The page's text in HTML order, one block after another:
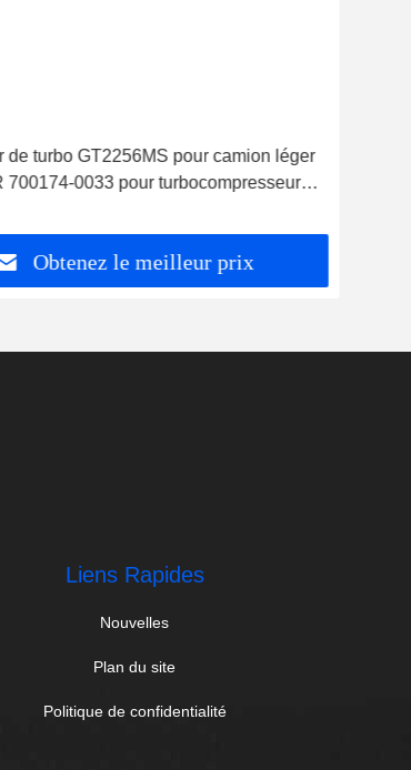
de turbo GT2256MS pour camion léger
700174-0033 pour turbocompresseur
Obtenez le meilleur prix
Liens Rapides
Nouvelles
Plan du site
Politique de confidentialité